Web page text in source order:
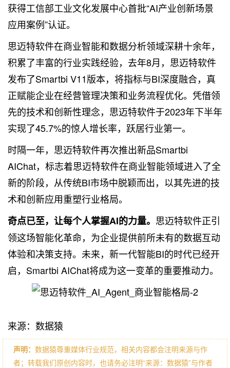
获得工信部工业文化发展中心首批“AI产业创新场景
应用案例”认证。
思迈特软件在商业智能和数据分析领域深耕十余年，
积累了丰富的行业实践经验，去年8月，思迈特软件
发布了Smartbi V11版本，将指标与BI深度融合，真
正赋能企业在经营管理决策和业务流程优化。凭借领
先的技术和创新性理念，思迈特软件于2023年下半年
实现了45.7%的惊人增长率，跃居行业第一。
时隔一年，思迈特软件再次推出新品Smartbi
AIChat，标志着思迈特软件在商业智能领域进入了全
新的阶段，从传统BI市场中脱颖而出，以其先进的技
术和创新应用重塑行业格局。
奇点已至，让每个人掌握AI的力量。 思迈特软件正引
领这场智能化革命，为企业提供前所未有的数据互动
体验和决策支持。未来，新一代智能BI的时代已经开
启，Smartbi AIChat将成为这一变革的重要推动力。
来源：数据猿
声明： 数据猿尊重媒体行业规范，相关内容都会注明来源与作
者；转载我们原创内容时，也请务必注明“来源：数据猿”与作者